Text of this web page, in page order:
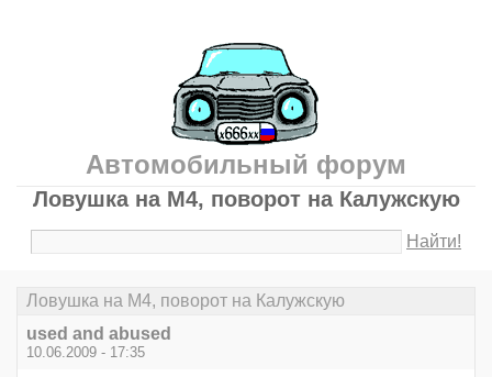
Автомобильный форум
Ловушка на М4, поворот на Калужскую
Найти!
Ловушка на М4, поворот на Калужскую
used and abused
10.06.2009 - 17:35